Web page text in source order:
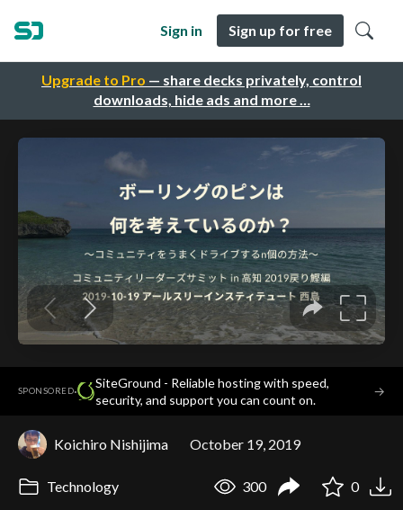
Upgrade to Pro — share decks privately, control
downloads, hide ads and more …
Sign in Sign up for free
SPONSORED·
SiteGround - Reliable hosting with speed,
security, and support you can count on.
→
Koichiro Nishijima October 19, 2019
Technology 300 0